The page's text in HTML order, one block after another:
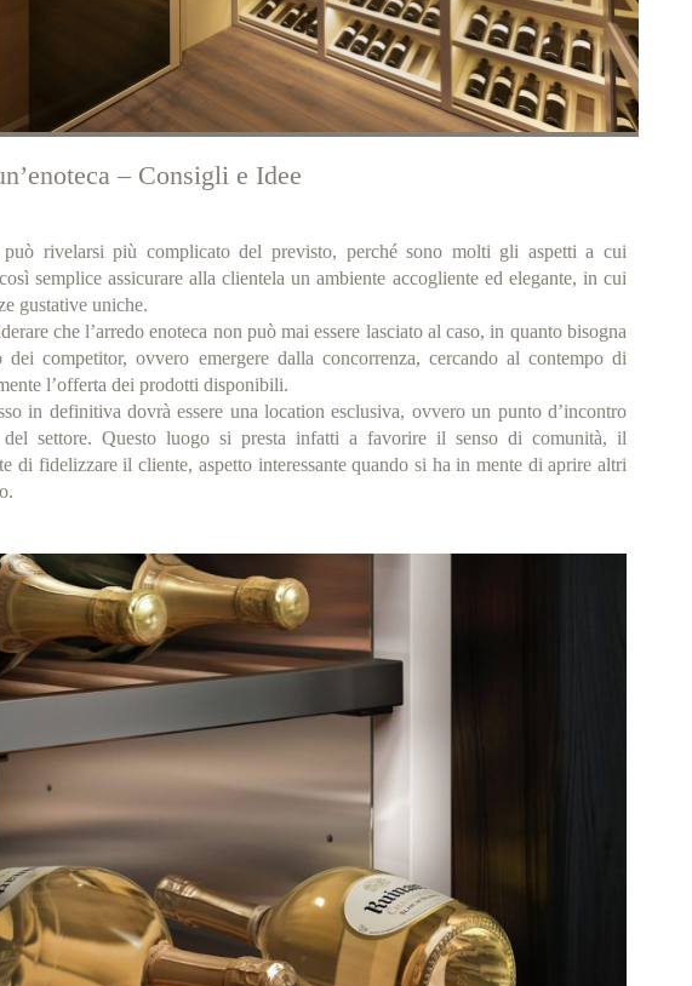
– Consigli e Idee
può rivelarsi più complicato del previsto, perché sono molti gli aspetti a cui
semplice assicurare alla clientela un ambiente accogliente ed elegante, in cui
gustative uniche.
che l’arredo enoteca non può mai essere lasciato al caso, in quanto bisogna
dei competitor, ovvero emergere dalla concorrenza, cercando al contempo di
l’offerta dei prodotti disponibili.
in definitiva dovrà essere una location esclusiva, ovvero un punto d’incontro
del settore. Questo luogo si presta infatti a favorire il senso di comunità, il
di fidelizzare il cliente, aspetto interessante quando si ha in mente di aprire altri